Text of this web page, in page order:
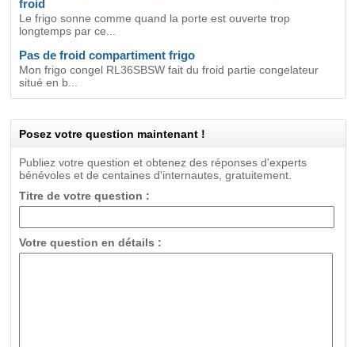
froid
Le frigo sonne comme quand la porte est ouverte trop
longtemps par ce...
Pas de froid compartiment frigo
Mon frigo congel RL36SBSW fait du froid partie congelateur
situé en b...
Posez votre question maintenant !
Publiez votre question et obtenez des réponses d'experts
bénévoles et de centaines d'internautes, gratuitement.
Titre de votre question :
Votre question en détails :